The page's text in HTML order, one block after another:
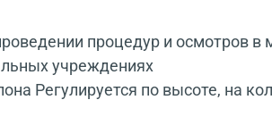
процедур и осмотров в
учреждениях
Регулируется по высоте, на